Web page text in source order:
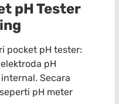
pH Tester
pocket pH tester:
pH
Secara
pH meter